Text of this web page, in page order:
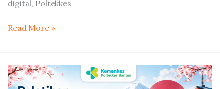
digital, Poltekkes
Read More »
Pelatihan
Bahasa